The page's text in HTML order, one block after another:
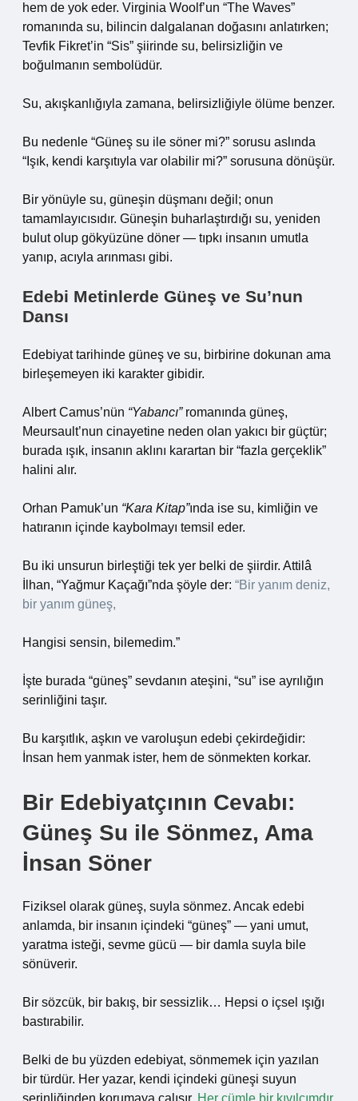
hem de yok eder. Virginia Woolf’un “The Waves”
romanında su, bilincin dalgalanan doğasını anlatırken;
Tevfik Fikret’in “Sis” şiirinde su, belirsizliğin ve
boğulmanın sembolüdür.
Su, akışkanlığıyla zamana, belirsizliğiyle ölüme benzer.
Bu nedenle “Güneş su ile söner mi?” sorusu aslında
“Işık, kendi karşıtıyla var olabilir mi?” sorusuna dönüşür.
Bir yönüyle su, güneşin düşmanı değil; onun
tamamlayıcısıdır. Güneşin buharlaştırdığı su, yeniden
bulut olup gökyüzüne döner — tıpkı insanın umutla
yanıp, acıyla arınması gibi.
Edebi Metinlerde Güneş ve Su’nun
Dansı
Edebiyat tarihinde güneş ve su, birbirine dokunan ama
birleşemeyen iki karakter gibidir.
Albert Camus’nün “Yabancı”romanında güneş,
Meursault’nun cinayetine neden olan yakıcı bir güçtür;
burada ışık, insanın aklını karartan bir “fazla gerçeklik”
halini alır.
Orhan Pamuk’un “Kara Kitap”ında ise su, kimliğin ve
hatıranın içinde kaybolmayı temsil eder.
Bu iki unsurun birleştiği tek yer belki de şiirdir. Attilâ
İlhan, “Yağmur Kaçağı”nda şöyle der: “Bir yanım deniz,
bir yanım güneş,
Hangisi sensin, bilemedim.”
İşte burada “güneş” sevdanın ateşini, “su” ise ayrılığın
serinliğini taşır.
Bu karşıtlık, aşkın ve varoluşun edebi çekirdeğidir:
İnsan hem yanmak ister, hem de sönmekten korkar.
Bir Edebiyatçının Cevabı:
Güneş Su ile Sönmez, Ama
İnsan Söner
Fiziksel olarak güneş, suyla sönmez. Ancak edebi
anlamda, bir insanın içindeki “güneş” — yani umut,
yaratma isteği, sevme gücü — bir damla suyla bile
sönüverir.
Bir sözcük, bir bakış, bir sessizlik… Hepsi o içsel ışığı
bastırabilir.
Belki de bu yüzden edebiyat, sönmemek için yazılan
bir türdür. Her yazar, kendi içindeki güneşi suyun
serinliğinden korumaya çalışır. Her cümle bir kıvılcımdır,